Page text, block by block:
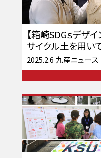
【箱崎SDGｓデザ
サイクル土を用い
2025.2.6 九産ニュース